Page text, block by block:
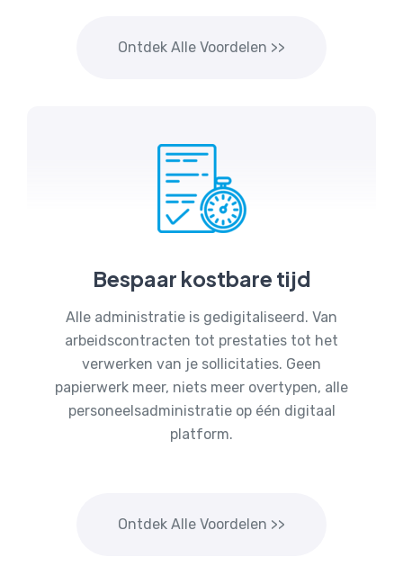
Ontdek Alle Voordelen >>
Bespaar kostbare tijd
Alle administratie is gedigitaliseerd. Van
arbeidscontracten tot prestaties tot het
verwerken van je sollicitaties. Geen
papierwerk meer, niets meer overtypen, alle
personeelsadministratie op één digitaal
platform.
Ontdek Alle Voordelen >>